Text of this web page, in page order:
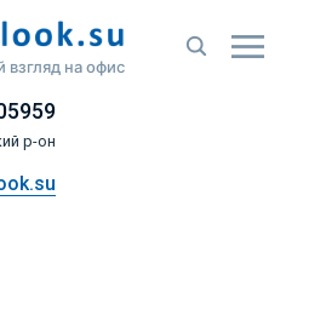
взгляд на офис
р-он